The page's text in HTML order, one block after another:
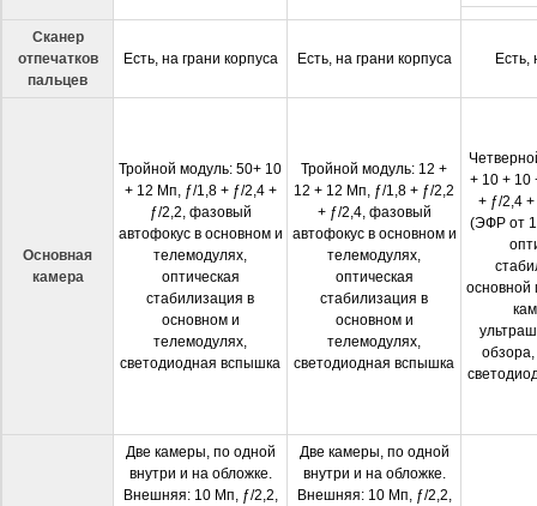
Сканер
отпечатков
пальцев
Есть, на грани корпуса Есть, на грани корпуса Есть,
Основная
камера
Тройной модуль: 50+ 10
+ 12 Мп, ƒ/1,8 + ƒ/2,4 +
ƒ/2,2, фазовый
автофокус в основном и
телемодулях,
оптическая
стабилизация в
основном и
телемодулях,
светодиодная вспышка
Тройной модуль: 12 +
12 + 12 Мп, ƒ/1,8 + ƒ/2,2
+ ƒ/2,4, фазовый
автофокус в основном и
телемодулях,
оптическая
стабилизация в
основном и
телемодулях,
светодиодная вспышка
+ 10 + 10
+ ƒ/2,4
(ЭФР от
основной
Две камеры, по одной
внутри и на обложке.
Внешняя: 10 Мп, ƒ/2,2,
Две камеры, по одной
внутри и на обложке.
Внешняя: 10 Мп, ƒ/2,2,